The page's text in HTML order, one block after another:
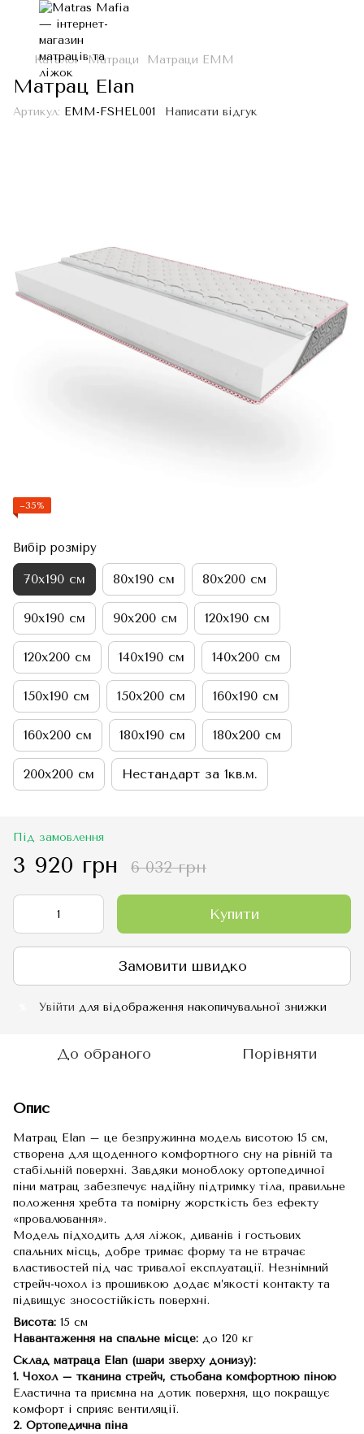
Каталог Матраци Матраци ЕММ
Матрац Elan
Артикул: EMM-FSHEL001 Написати відгук
−35%
Вибір розміру
70х190 см 80х190 см 80х200 см
90х190 см 90х200 см 120х190 см
120х200 см 140х190 см 140х200 см
150х190 см 150х200 см 160х190 см
160х200 см 180х190 см 180х200 см
200х200 см Нестандарт за 1кв.м.
Під замовлення
3 920 грн 6 032 грн
Купити
Замовити швидко
Увійти для відображення накопичувальної знижки
До обраного Порівняти
Опис
Матрац Elan – це безпружинна модель висотою 15 см,
створена для щоденного комфортного сну на рівній та
стабільній поверхні. Завдяки моноблоку ортопедичної
піни матрац забезпечує надійну підтримку тіла, правильне
положення хребта та помірну жорсткість без ефекту
«провалювання».
Модель підходить для ліжок, диванів і гостьових
спальних місць, добре тримає форму та не втрачає
властивостей під час тривалої експлуатації. Незнімний
стрейч-чохол із прошивкою додає м’якості контакту та
підвищує зносостійкість поверхні.
Висота: 15 см
Навантаження на спальне місце: до 120 кг
Склад матраца Elan (шари зверху донизу):
1. Чохол – тканина стрейч, стьобана комфортною піною
Еластична та приємна на дотик поверхня, що покращує
комфорт і сприяє вентиляції.
2. Ортопедична піна